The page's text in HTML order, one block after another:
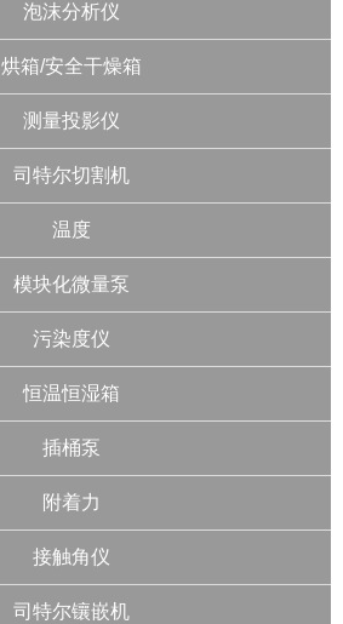
泡沫分析仪
烘箱/安全干燥箱
测量投影仪
司特尔切割机
温度
模块化微量泵
污染度仪
恒温恒湿箱
插桶泵
附着力
接触角仪
司特尔镶嵌机